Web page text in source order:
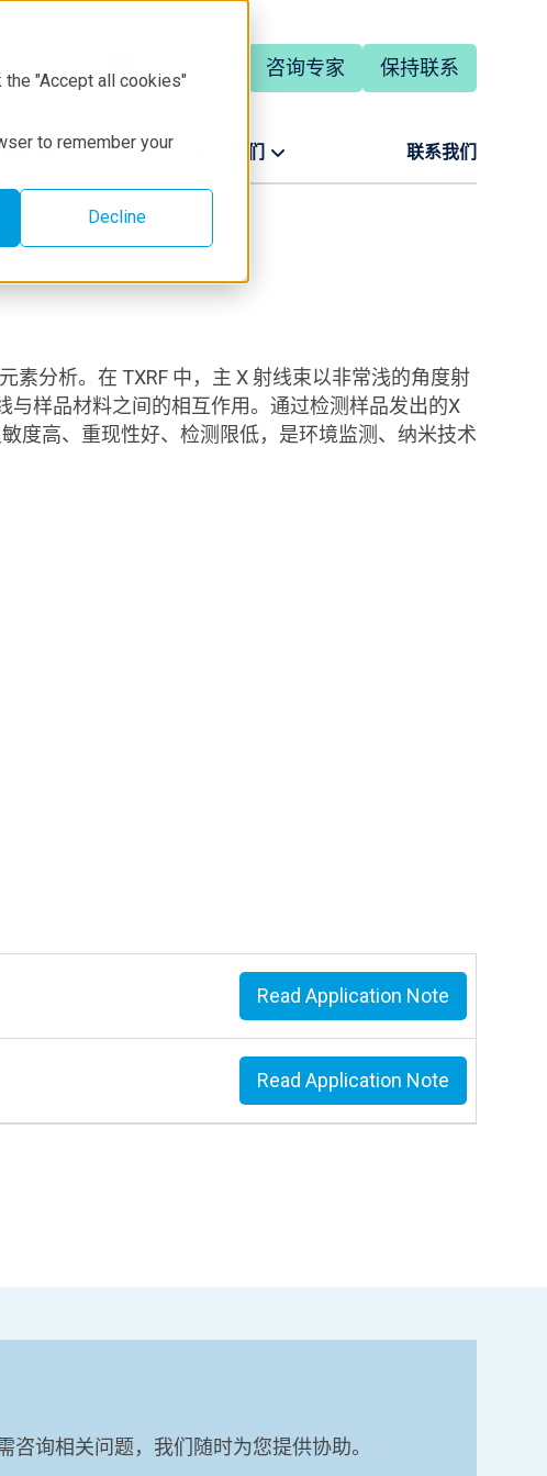
"Accept all cookies"
to remember your
Decline
咨询专家 保持联系
支持 关于我们 联系我们
分析。在 TXRF 中，主 X 射线束以非常浅的角度射
样品材料之间的相互作用。 通过检测样品发出的X
度高、重现性好、检测限低，是环境监测、纳米技术
Read Application Note
Read Application Note
询相关问题，我们随时为您提供协助。